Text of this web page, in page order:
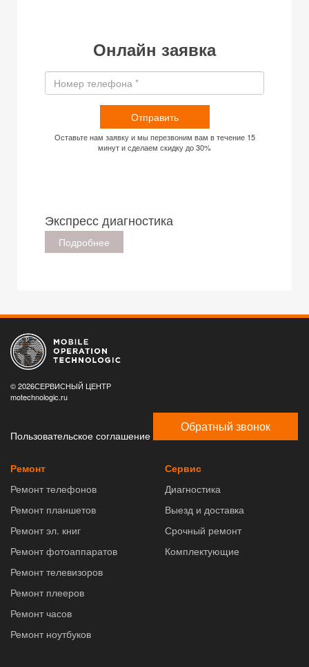
Онлайн заявка
Отправить
Оставьте нам заявку и мы перезвоним вам в течение 15
минут и сделаем скидку до 30%
Экспресс диагностика
Подробнее
© 2026СЕРВИСНЫЙ ЦЕНТР
motechnologic.ru
Пользовательское соглашение
Обратный звонок
Ремонт
Ремонт телефонов
Ремонт планшетов
Ремонт эл. книг
Ремонт фотоаппаратов
Ремонт телевизоров
Ремонт плееров
Ремонт часов
Ремонт ноутбуков
Сервис
Диагностика
Выезд и доставка
Срочный ремонт
Комплектующие